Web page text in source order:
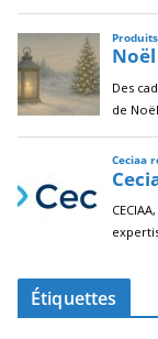
Étiquettes